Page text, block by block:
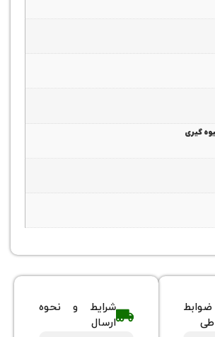
شرایط و نحوه